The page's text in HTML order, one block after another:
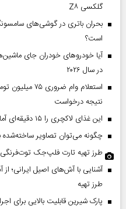
گلکسی Z۸
است؟
آیا خودروهای خودران جای
در سال ۲۰۲۶
استعلام وام
نتیجه درخواست
این غذای لاکچری را ۱۵ دقیقه‌ای آماده کنید
چگونه می‌توان تصاویر
طرز تهیه تارت فلپ‌جک توت‌فرنگی
آشنایی با آش‌های اصیل ایرانی؛
طرز تهیه
پارک شیرین قابلیت‌ بالایی برای